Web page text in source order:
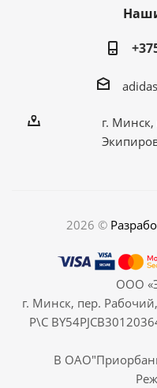
г.
2026 ©
ООО
г. Минск, пер.
Р\С
В